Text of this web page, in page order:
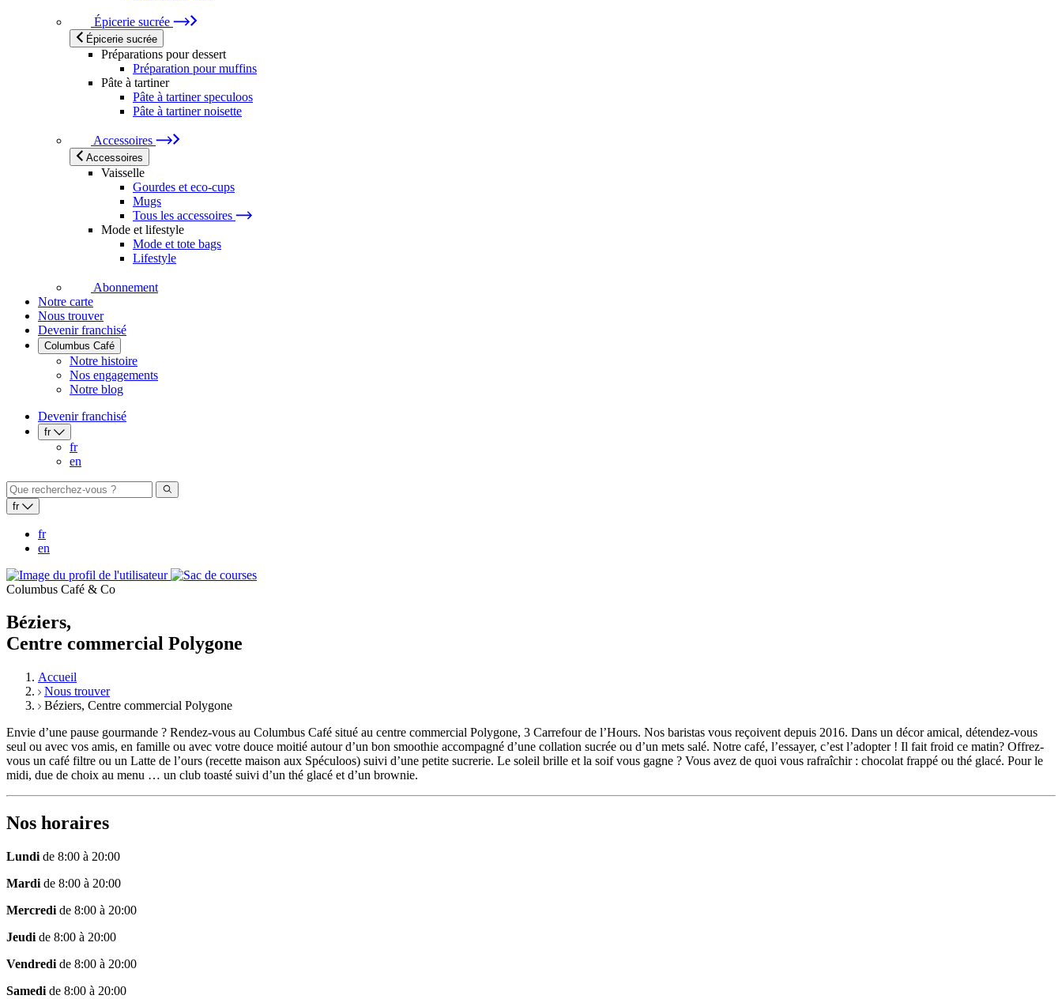
Épicerie sucrée
Épicerie sucrée
Préparations pour dessert
Préparation pour muffins
Pâte à tartiner
Pâte à tartiner speculoos
Pâte à tartiner noisette
Accessoires
Accessoires
Vaisselle
Gourdes et eco-cups
Mugs
Tous les accessoires
Mode et lifestyle
Mode et tote bags
Lifestyle
Abonnement
Notre carte
Nous trouver
Devenir franchisé
Columbus Café
Notre histoire
Nos engagements
Notre blog
Devenir franchisé
fr
fr
en
fr
fr
en
Columbus Café & Co
Béziers,
Centre commercial Polygone
Accueil
Nous trouver
Béziers, Centre commercial Polygone
Envie d’une pause gourmande ? Rendez-vous au Columbus Café situé au centre commercial Polygone, 3 Carrefour de l’Hours. Nos baristas vous reçoivent depuis 2016. Dans un décor amical, détendez-vous
seul ou avec vos amis, en famille ou avec votre douce moitié autour d’un bon smoothie accompagné d’une collation sucrée ou d’un mets salé. Notre café, l’essayer, c’est l’adopter ! Il fait froid ce matin? Offrez-
vous un café filtre ou un Latte de l’ours (recette maison aux Spéculoos) suivi d’une petite sucrerie. Le soleil brille et la soif vous gagne ? Vous avez de quoi vous rafraîchir : chocolat frappé ou thé glacé. Pour le
midi, due de choix au menu … un club toasté suivi d’un thé glacé et d’un brownie.
Nos horaires
Lundi de 8:00 à 20:00
Mardi de 8:00 à 20:00
Mercredi de 8:00 à 20:00
Jeudi de 8:00 à 20:00
Vendredi de 8:00 à 20:00
Samedi de 8:00 à 20:00